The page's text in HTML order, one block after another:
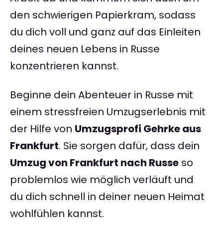
den schwierigen Papierkram, sodass
du dich voll und ganz auf das Einleiten
deines neuen Lebens in Russe
konzentrieren kannst.
Beginne dein Abenteuer in Russe mit
einem stressfreien Umzugserlebnis mit
der Hilfe von Umzugsprofi Gehrke aus
Frankfurt. Sie sorgen dafür, dass dein
Umzug von Frankfurt nach Russe so
problemlos wie möglich verläuft und
du dich schnell in deiner neuen Heimat
wohlfühlen kannst.